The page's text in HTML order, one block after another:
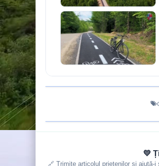
💛
🔗 Trimite articolul prietenilor și ajută-